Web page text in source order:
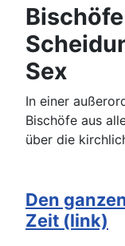
Sex
In einer
Bischöfe aus
über die
Den
Zeit (link)